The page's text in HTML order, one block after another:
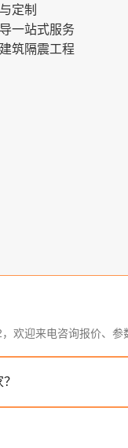
定制
一站式服务
筑隔震工程
欢迎来电咨询报价、参